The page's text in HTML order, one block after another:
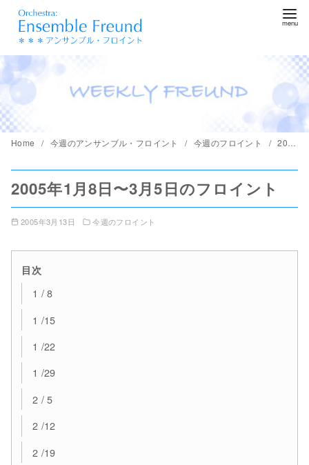
ツ
へ
移
Home 今週のアンサンブル・フロイント 今週のフロイント 2005年1月8日〜3月5日のフロイント
2005年1月8日〜3月5日のフロイント
2005年3月13日 今週のフロイント
目次
1 / 8
1 /15
1 /22
1 /29
2 / 5
2 /12
2 /19